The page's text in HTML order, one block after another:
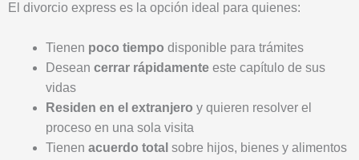
El divorcio express es la opción ideal para quienes:
Tienen poco tiempo disponible para trámites
Desean cerrar rápidamenteeste capítulo de sus
vidas
Residen en el extranjero y quieren resolver el
proceso en una sola visita
Tienen acuerdo total sobre hijos, bienes y alimentos